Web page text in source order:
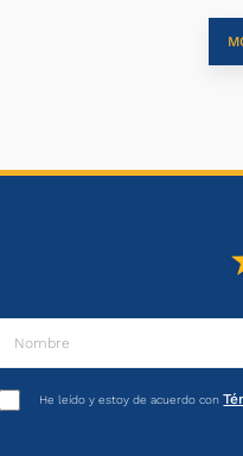
He leído y estoy de acuerdo con